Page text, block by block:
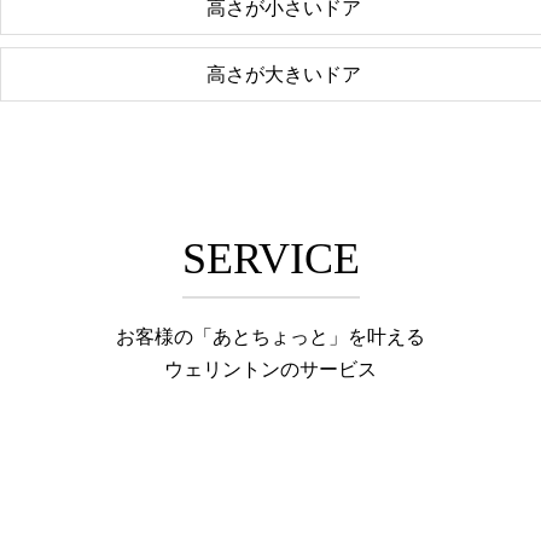
高さが小さいドア
高さが大きいドア
SERVICE
お客様の「あとちょっと」を叶える
ウェリントンのサービス